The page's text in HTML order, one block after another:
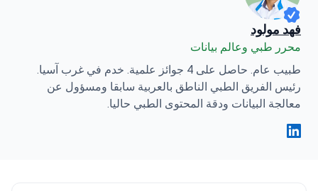
فهد مولود
محرر طبي وعالم بيانات
طبيب عام. حاصل على 4 جوائز علمية. خدم في غرب آسيا.
رئيس الفريق الطبي الناطق بالعربية سابقا ومسؤول عن
معالجة البيانات ودقة المحتوى الطبي حاليا.